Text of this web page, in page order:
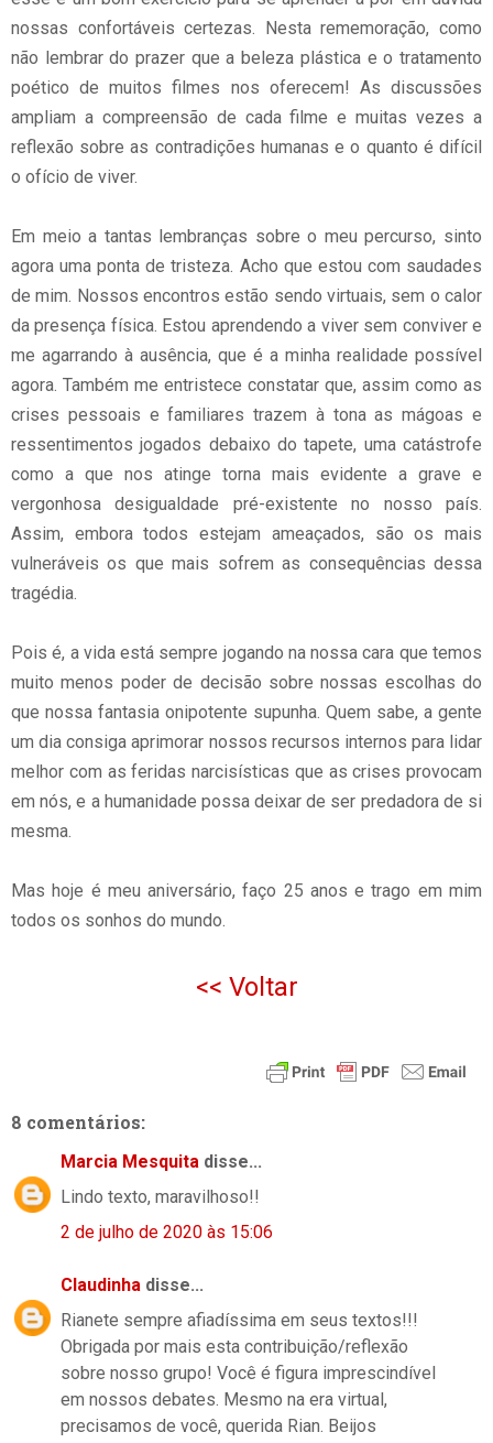
nossas confortáveis certezas. Nesta rememoração, como
não lembrar do prazer que a beleza plástica e o tratamento
poético de muitos filmes nos oferecem! As discussões
ampliam a compreensão de cada filme e muitas vezes a
reflexão sobre as contradições humanas e o quanto é difícil
o ofício de viver.
Em meio a tantas lembranças sobre o meu percurso, sinto
agora uma ponta de tristeza. Acho que estou com saudades
de mim. Nossos encontros estão sendo virtuais, sem o calor
da presença física. Estou aprendendo a viver sem conviver e
me agarrando à ausência, que é a minha realidade possível
agora. Também me entristece constatar que, assim como as
crises pessoais e familiares trazem à tona as mágoas e
ressentimentos jogados debaixo do tapete, uma catástrofe
como a que nos atinge torna mais evidente a grave e
vergonhosa desigualdade pré-existente no nosso país.
Assim, embora todos estejam ameaçados, são os mais
vulneráveis os que mais sofrem as consequências dessa
tragédia.
Pois é, a vida está sempre jogando na nossa cara que temos
muito menos poder de decisão sobre nossas escolhas do
que nossa fantasia onipotente supunha. Quem sabe, a gente
um dia consiga aprimorar nossos recursos internos para lidar
melhor com as feridas narcisísticas que as crises provocam
em nós, e a humanidade possa deixar de ser predadora de si
mesma.
Mas hoje é meu aniversário, faço 25 anos e trago em mim
todos os sonhos do mundo.
<< Voltar
8 comentários:
Marcia Mesquita disse...
Lindo texto, maravilhoso!!
2 de julho de 2020 às 15:06
Claudinha disse...
Rianete sempre afiadíssima em seus textos!!!
Obrigada por mais esta contribuição/reflexão
sobre nosso grupo! Você é figura imprescindível
em nossos debates. Mesmo na era virtual,
precisamos de você, querida Rian. Beijos